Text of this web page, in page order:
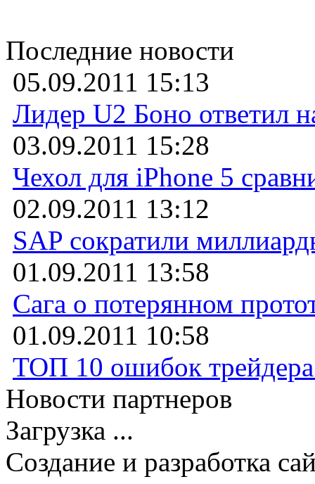
Последние новости
05.09.2011 15:13
Лидер U2 Боно ответил
03.09.2011 15:28
Чехол для iPhone 5
02.09.2011 13:12
SAP сократили
01.09.2011 13:58
Сага о потерянном
01.09.2011 10:58
ТОП 10 ошибок
Новости партнеров
Загрузка ...
Создание и разработка